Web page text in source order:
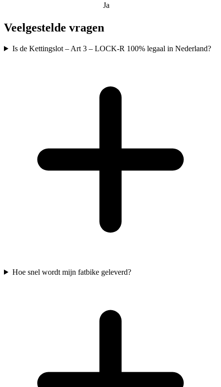
Ja
Veelgestelde vragen
Is de Kettingslot – Art 3 – LOCK-R 100% legaal in Nederland?
Hoe snel wordt mijn fatbike geleverd?